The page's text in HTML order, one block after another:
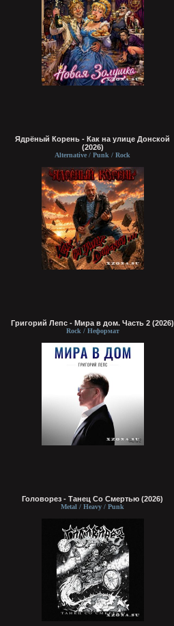
Ядрёный Корень - Как на улице Донской
(2026)
Alternative / Punk / Rock
Григорий Лепс - Мира в дом. Часть 2 (2026)
Rock / Неформат
Головорез - Tанец Со Смертью (2026)
Metal / Heavy / Punk